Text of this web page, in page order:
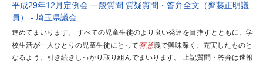
平成29年12月定例会 一般質問 質疑質問・答弁全文（齊藤正明議
員） - 埼玉県議会
進めてまいります。 すべての児童生徒のより良い発達を目指すとともに、学
校生活が一人ひとりの児童生徒にとって有意義で興味深く、充実したものと
なるよう、引き続きしっかり取り組んでまいります。 上記質問・答弁は速報